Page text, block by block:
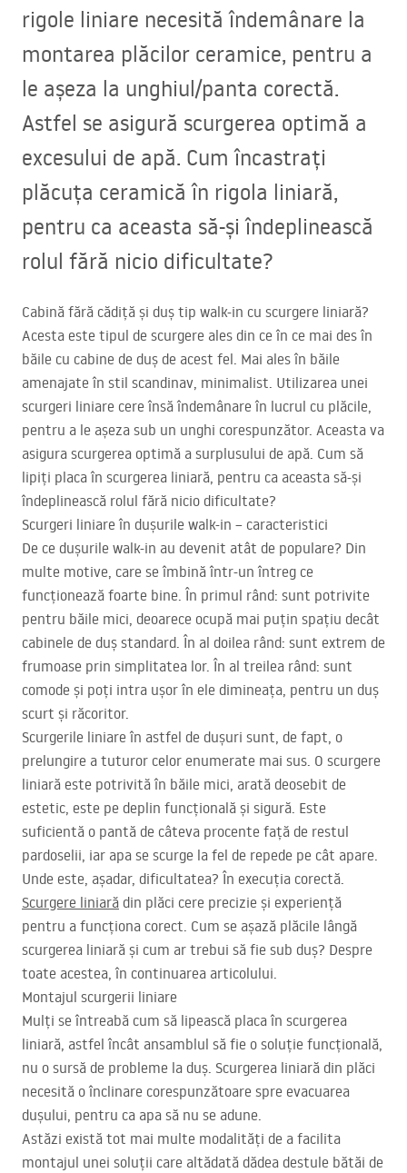
rigole liniare necesită îndemânare la
montarea plăcilor ceramice, pentru a
le așeza la unghiul/panta corectă.
Astfel se asigură scurgerea optimă a
excesului de apă. Cum încastrați
plăcuța ceramică în rigola liniară,
pentru ca aceasta să-și îndeplinească
rolul fără nicio dificultate?
Cabină fără cădiță și duș tip walk-in cu scurgere liniară?
Acesta este tipul de scurgere ales din ce în ce mai des în
băile cu cabine de duș de acest fel. Mai ales în băile
amenajate în stil scandinav, minimalist. Utilizarea unei
scurgeri liniare cere însă îndemânare în lucrul cu plăcile,
pentru a le așeza sub un unghi corespunzător. Aceasta va
asigura scurgerea optimă a surplusului de apă. Cum să
lipiți placa în scurgerea liniară, pentru ca aceasta să-și
îndeplinească rolul fără nicio dificultate?
Scurgeri liniare în dușurile walk-in – caracteristici
De ce dușurile walk-in au devenit atât de populare? Din
multe motive, care se îmbină într-un întreg ce
funcționează foarte bine. În primul rând: sunt potrivite
pentru băile mici, deoarece ocupă mai puțin spațiu decât
cabinele de duș standard. În al doilea rând: sunt extrem de
frumoase prin simplitatea lor. În al treilea rând: sunt
comode și poți intra ușor în ele dimineața, pentru un duș
scurt și răcoritor.
Scurgerile liniare în astfel de dușuri sunt, de fapt, o
prelungire a tuturor celor enumerate mai sus. O scurgere
liniară este potrivită în băile mici, arată deosebit de
estetic, este pe deplin funcțională și sigură. Este
suficientă o pantă de câteva procente față de restul
pardoselii, iar apa se scurge la fel de repede pe cât apare.
Unde este, așadar, dificultatea? În execuția corectă.
Scurgere liniară din plăci cere precizie și experiență
pentru a funcționa corect. Cum se așază plăcile lângă
scurgerea liniară și cum ar trebui să fie sub duș? Despre
toate acestea, în continuarea articolului.
Montajul scurgerii liniare
Mulți se întreabă cum să lipească placa în scurgerea
liniară, astfel încât ansamblul să fie o soluție funcțională,
nu o sursă de probleme la duș. Scurgerea liniară din plăci
necesită o înclinare corespunzătoare spre evacuarea
dușului, pentru ca apa să nu se adune.
Astăzi există tot mai multe modalități de a facilita
montajul unei soluții care altădată dădea destule bătăi de